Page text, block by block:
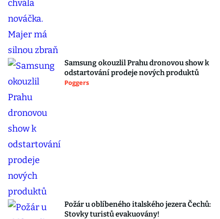
Samsung okouzlil Prahu dronovou show k
odstartování prodeje nových produktů
Poggers
Požár u oblíbeného italského jezera Čechů:
Stovky turistů evakuovány!